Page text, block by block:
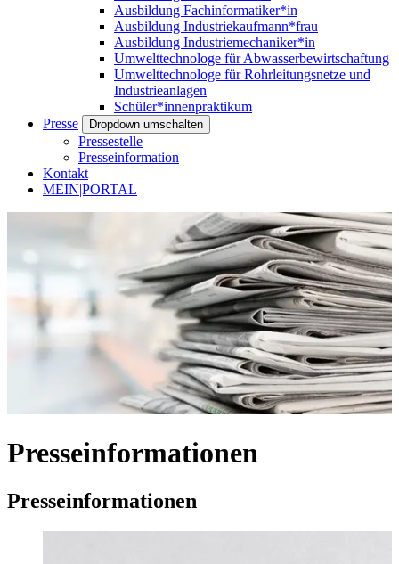
Ausbildung Fachinformatiker*in
Ausbildung Industriekaufmann*frau
Ausbildung Industriemechaniker*in
Umwelttechnologe für Abwasserbewirtschaftung
Umwelttechnologe für Rohrleitungsnetze und
Industrieanlagen
Schüler*innenpraktikum
Presse
Dropdown umschalten
Pressestelle
Presseinformation
Kontakt
MEIN|PORTAL
Presseinformationen
Presseinformationen